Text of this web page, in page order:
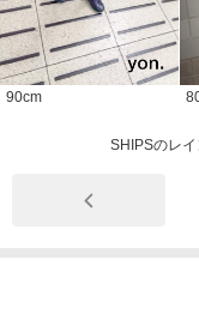
90cm
SHIPSのレ